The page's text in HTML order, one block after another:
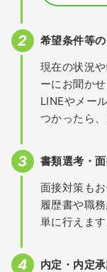
希望条件等
現在の状況
ーにお聞かせ
LINEやメー
つかったら
書類選考・
面接対策もお
履歴書や職
単に行えます
内定・内定